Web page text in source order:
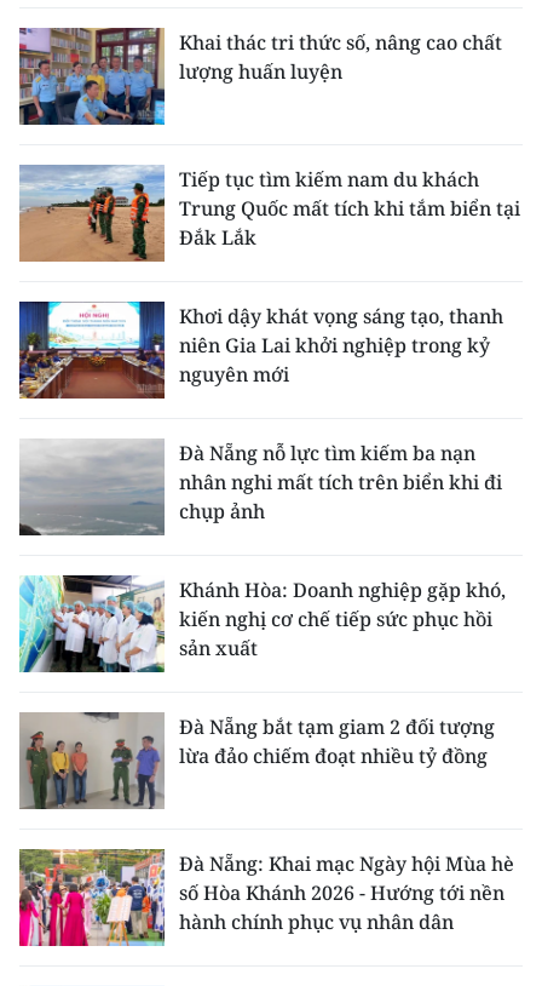
Khai thác tri thức số, nâng cao chất
lượng huấn luyện
Tiếp tục tìm kiếm nam du khách
Trung Quốc mất tích khi tắm biển tại
Đắk Lắk
Khơi dậy khát vọng sáng tạo, thanh
niên Gia Lai khởi nghiệp trong kỷ
nguyên mới
Đà Nẵng nỗ lực tìm kiếm ba nạn
nhân nghi mất tích trên biển khi đi
chụp ảnh
Khánh Hòa: Doanh nghiệp gặp khó,
kiến nghị cơ chế tiếp sức phục hồi
sản xuất
Đà Nẵng bắt tạm giam 2 đối tượng
lừa đảo chiếm đoạt nhiều tỷ đồng
Đà Nẵng: Khai mạc Ngày hội Mùa hè
số Hòa Khánh 2026 - Hướng tới nền
hành chính phục vụ nhân dân